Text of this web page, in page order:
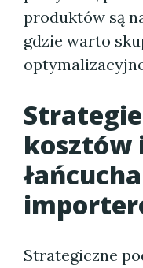
produktów są
gdzie warto
kosztów
Strategiczne